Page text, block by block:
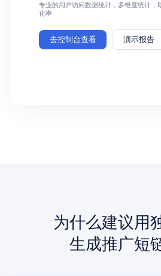
专业的用户访问数据统计，多维度统计，
化率
去控制台查看 演示报告
为什么建议用
生成推广短